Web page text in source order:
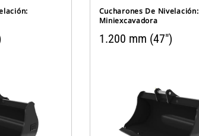
Cucharones De Nivelación:
Miniexcavadora
1.200 mm (47")